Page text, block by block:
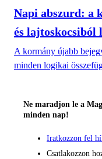
Napi abszurd: a
és lajtoskocsiból
A kormány újabb
minden logikai
Ne maradjon le a
minden nap!
Iratkozzon fel
Csatlakozzon